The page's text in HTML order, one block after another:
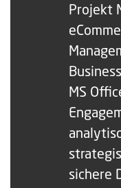
Projekt
MS
sichere